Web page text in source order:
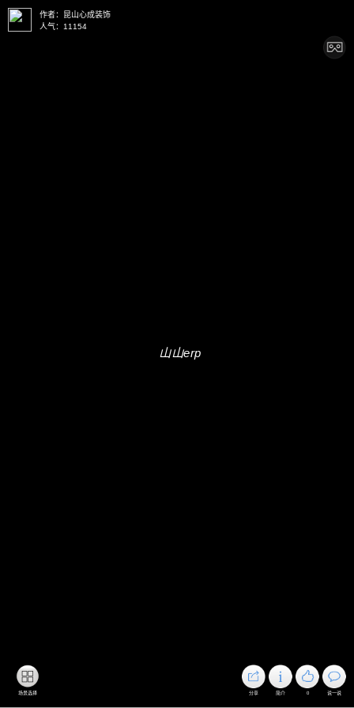
作者： 昆山心成装饰
人气： 11154
分享 简介 0 说一说
场景选择
山山erp